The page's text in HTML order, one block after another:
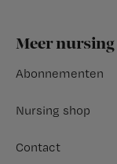
Footer
Meer nursing
Abonnementen
Nursing shop
Contact